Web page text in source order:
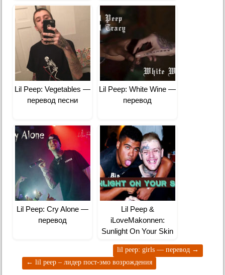
Lil Peep: Vegetables —
перевод песни
Lil Peep: White Wine —
перевод
Lil Peep: Cry Alone —
перевод
Lil Peep &
iLoveMakonnen:
Sunlight On Your Skin
lil peep: girls — перевод →
← lil peep – лидер пост-эмо возрождения